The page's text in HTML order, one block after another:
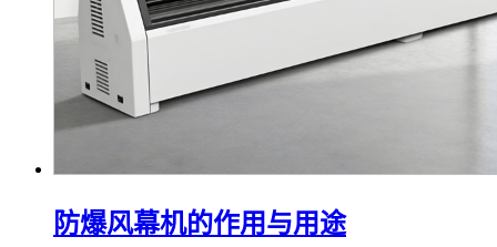
防爆风幕机的作用与用途